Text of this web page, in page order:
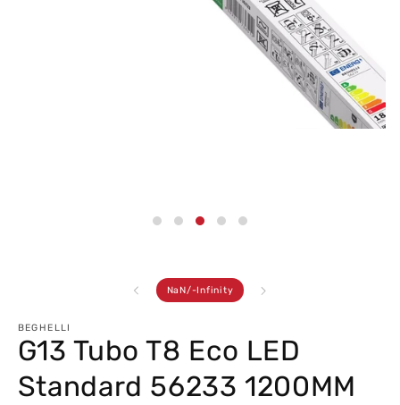
NaN/ de
-Infinity
BEGHELLI
G13 Tubo T8 Eco LED
Standard 56233 1200MM